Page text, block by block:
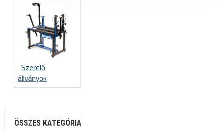
Szerelő
állványok
ÖSSZES KATEGÓRIA